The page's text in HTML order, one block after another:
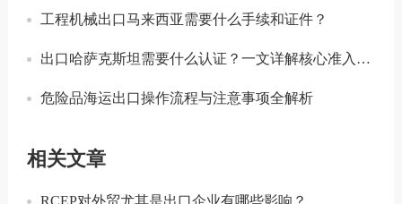
工程机械出口马来西亚需要什么手续和证件？
出口哈萨克斯坦需要什么认证？一文详解核心准入要求
危险品海运出口操作流程与注意事项全解析
相关文章
RCEP对外贸尤其是出口企业有哪些影响？